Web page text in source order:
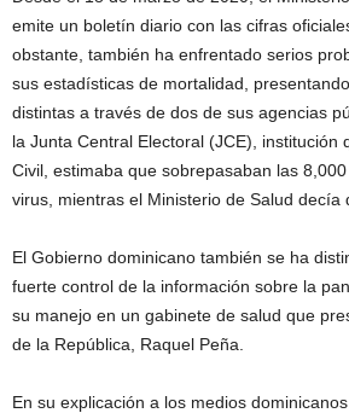
emite un boletín diario con las cifras
obstante, también ha enfrentado serios
sus estadísticas de mortalidad,
distintas a través de dos de sus agencias
la Junta Central Electoral (JCE), institución
Civil, estimaba que sobrepasaban las
virus, mientras el Ministerio de Salud decía
El Gobierno dominicano también se ha
fuerte control de la información sobre la
su manejo en un gabinete de salud que
de la República, Raquel Peña.
En su explicación a los medios